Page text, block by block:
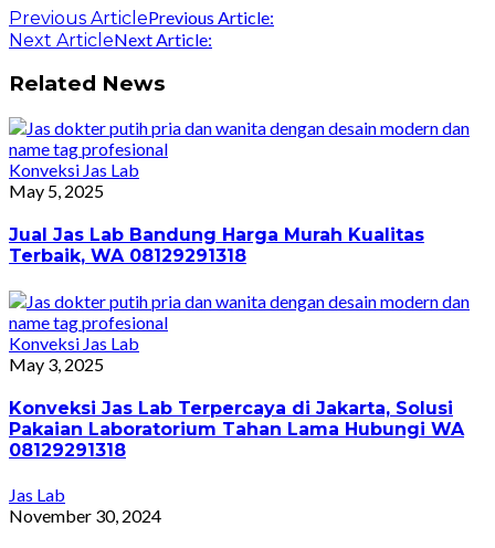
Previous ArticlePrevious Article:
Next ArticleNext Article:
Related News
Konveksi Jas Lab
May 5, 2025
Jual Jas Lab Bandung Harga Murah Kualitas
Terbaik, WA 08129291318
Konveksi Jas Lab
May 3, 2025
Konveksi Jas Lab Terpercaya di Jakarta, Solusi
Pakaian Laboratorium Tahan Lama Hubungi WA
08129291318
Jas Lab
November 30, 2024